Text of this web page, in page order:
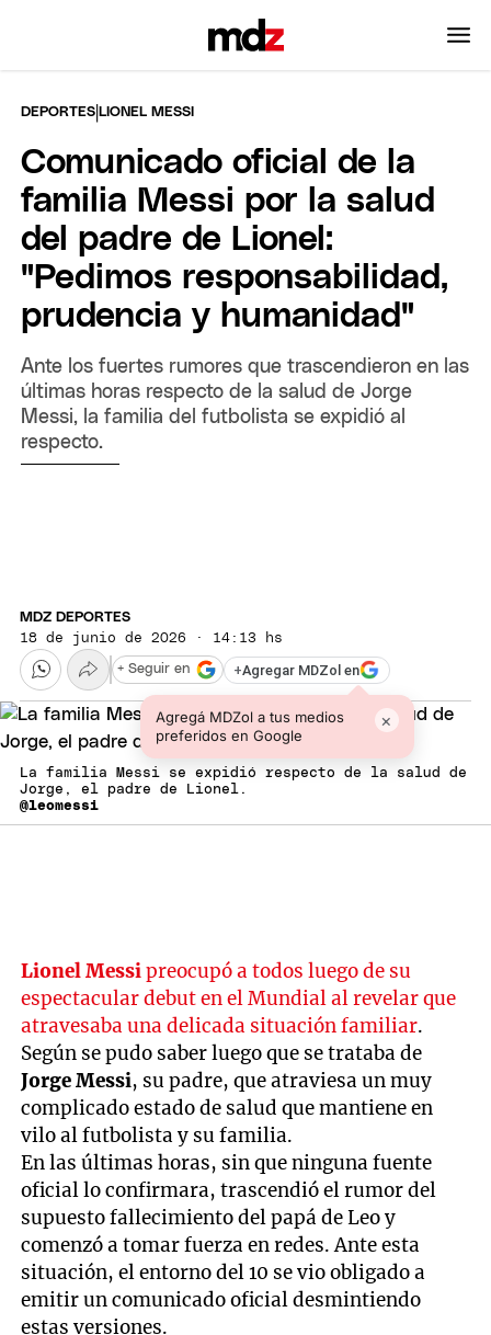
DEPORTES |LIONEL MESSI
Comunicado oficial de la
familia Messi por la salud
del padre de Lionel:
"Pedimos responsabilidad,
prudencia y humanidad"
Ante los fuertes rumores que trascendieron en las
últimas horas respecto de la salud de Jorge
Messi, la familia del futbolista se expidió al
respecto.
MDZ DEPORTES
18 de junio de 2026 · 14:13 hs
+Agregar MDZol en
Agregá MDZol a tus medios
preferidos en Google
×
+ Seguir en
La familia Messi se expidió respecto de la salud de
Jorge, el padre de Lionel.
@leomessi
Lionel Messipreocupó a todos luego de su
espectacular debut en el Mundial al revelar que
atravesaba una delicada situación familiar.
Según se pudo saber luego que se trataba de
Jorge Messi, su padre, que atraviesa un muy
complicado estado de salud que mantiene en
vilo al futbolista y su familia.
En las últimas horas, sin que ninguna fuente
oficial lo confirmara, trascendió el rumor del
supuesto fallecimiento del papá de Leo y
comenzó a tomar fuerza en redes. Ante esta
situación, el entorno del 10 se vio obligado a
emitir un comunicado oficial desmintiendo
estas versiones.